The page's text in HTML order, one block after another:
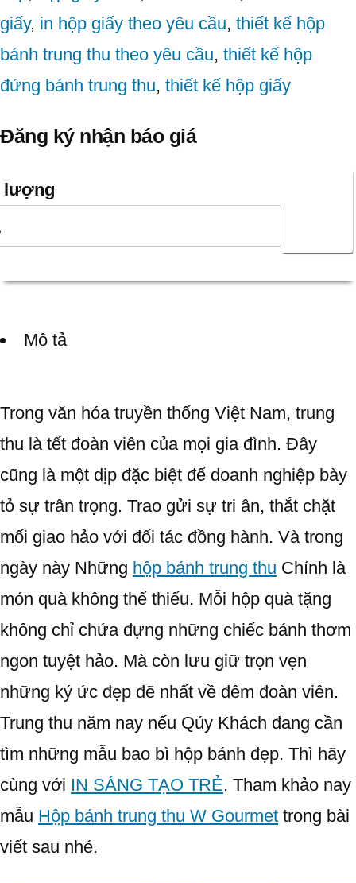
giấy, in hộp giấy theo yêu cầu, thiết kế hộp
bánh trung thu theo yêu cầu, thiết kế hộp
đứng bánh trung thu, thiết kế hộp giấy
Đăng ký nhận báo giá
lượng
Mô tả
Trong văn hóa truyền thống Việt Nam, trung
thu là tết đoàn viên của mọi gia đình. Đây
cũng là một dịp đặc biệt để doanh nghiệp bày
tỏ sự trân trọng. Trao gửi sự tri ân, thắt chặt
mối giao hảo với đối tác đồng hành. Và trong
ngày này Những hộp bánh trung thu Chính là
món quà không thể thiếu. Mỗi hộp quà tặng
không chỉ chứa đựng những chiếc bánh thơm
ngon tuyệt hảo. Mà còn lưu giữ trọn vẹn
những ký ức đẹp đẽ nhất về đêm đoàn viên.
Trung thu năm nay nếu Qúy Khách đang cần
tìm những mẫu bao bì hộp bánh đẹp. Thì hãy
cùng với IN SÁNG TẠO TRẺ. Tham khảo nay
mẫu Hộp bánh trung thu W Gourmet trong bài
viết sau nhé.